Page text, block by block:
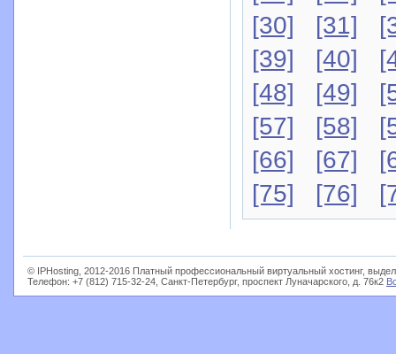
[30]
[31]
[39]
[40]
[48]
[49]
[57]
[58]
[66]
[67]
[75]
[76]
© IPHosting, 2012-2016 Платный профессиональный виртуальный хостинг,
Телефон: +7 (812) 715-32-24, Санкт-Петербург, проспект Луначарского, д. 76к2